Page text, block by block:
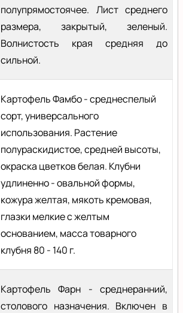
полупрямостоячее. Лист среднего
размера, закрытый, зеленый.
Волнистость края средняя до
сильной.
Картофель Фамбо - среднеспелый
сорт, универсального
использования. Растение
полураскидистое, средней высоты,
окраска цветков белая. Клубни
удлиненно - овальной формы,
кожура желтая, мякоть кремовая,
глазки мелкие с желтым
основанием, масса товарного
клубня 80 - 140 г.
Картофель Фарн - среднеранний,
столового назначения. Включен в